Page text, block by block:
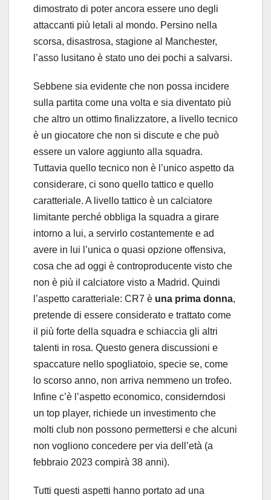
dimostrato di poter ancora essere uno degli
attaccanti più letali al mondo. Persino nella
scorsa, disastrosa, stagione al Manchester,
l’asso lusitano è stato uno dei pochi a salvarsi.
Sebbene sia evidente che non possa incidere
sulla partita come una volta e sia diventato più
che altro un ottimo finalizzatore, a livello tecnico
è un giocatore che non si discute e che può
essere un valore aggiunto alla squadra.
Tuttavia quello tecnico non è l’unico aspetto da
considerare, ci sono quello tattico e quello
caratteriale. A livello tattico è un calciatore
limitante perché obbliga la squadra a girare
intorno a lui, a servirlo costantemente e ad
avere in lui l’unica o quasi opzione offensiva,
cosa che ad oggi è controproducente visto che
non è più il calciatore visto a Madrid. Quindi
l’aspetto caratteriale: CR7 è una prima donna,
pretende di essere considerato e trattato come
il più forte della squadra e schiaccia gli altri
talenti in rosa. Questo genera discussioni e
spaccature nello spogliatoio, specie se, come
lo scorso anno, non arriva nemmeno un trofeo.
Infine c’è l’aspetto economico, considerndosi
un top player, richiede un investimento che
molti club non possono permettersi e che alcuni
non vogliono concedere per via dell’età (a
febbraio 2023 compirà 38 anni).
Tutti questi aspetti hanno portato ad una